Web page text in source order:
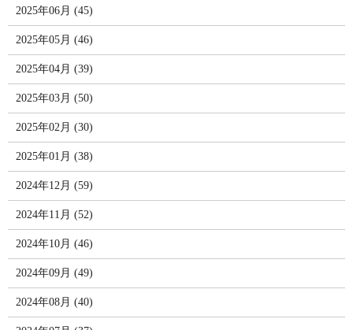
2025年06月 (45)
2025年05月 (46)
2025年04月 (39)
2025年03月 (50)
2025年02月 (30)
2025年01月 (38)
2024年12月 (59)
2024年11月 (52)
2024年10月 (46)
2024年09月 (49)
2024年08月 (40)